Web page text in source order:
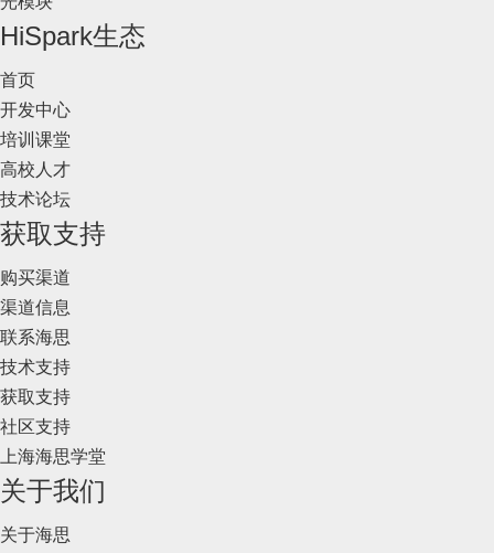
HiSpark生态
首页
开发中心
培训课堂
高校人才
技术论坛
获取支持
购买渠道
渠道信息
联系海思
技术支持
获取支持
社区支持
上海海思学堂
关于我们
关于海思